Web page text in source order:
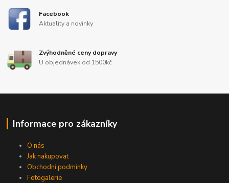
Facebook
Aktuality a novinky
Zvýhodněné ceny dopravy
U objednávek od 1500kč
Informace pro zákazníky
O nás
Jak nakupovat
Obchodní podmínky
Fotogalerie